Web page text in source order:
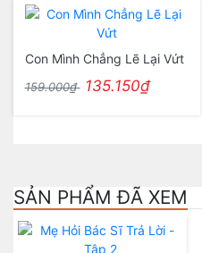
Con Mình Chẳng Lẽ Lại Vứt
159.000₫ 135.150₫
SẢN PHẨM ĐÃ XEM